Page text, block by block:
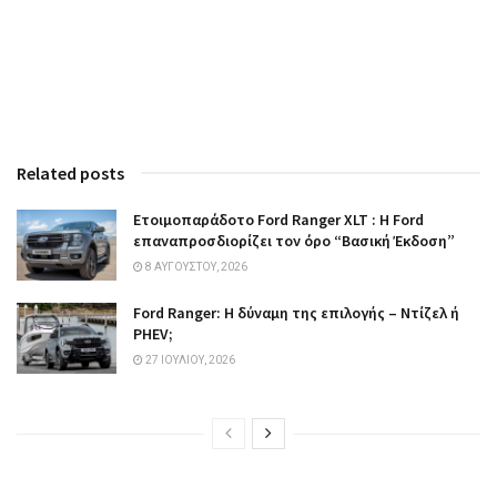
Related posts
Ετοιμοπαράδοτο Ford Ranger XLT : Η Ford
επαναπροσδιορίζει τον όρο “Βασική Έκδοση”
8 ΑΥΓΟΎΣΤΟΥ, 2026
Ford Ranger: Η δύναμη της επιλογής – Ντίζελ ή
PHEV;
27 ΙΟΥΛΊΟΥ, 2026